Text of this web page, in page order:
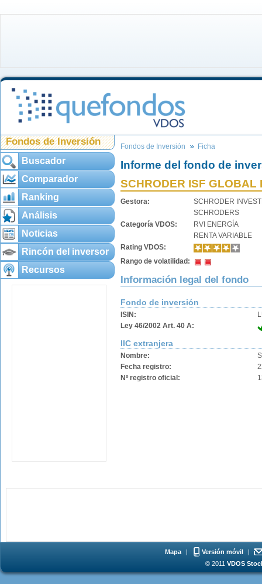
Fondos de Inversión
Buscador
Comparador
Ranking
Análisis
Noticias
Rincón del inversor
Recursos
Fondos de Inversión Ficha
Informe del fondo de
SCHRODER ISF GLOBAL
Gestora:
SCHRODER
SCHRODERS
Categoría VDOS:
RVI ENERGÍA
RENTA VARIABLE
Rating VDOS:
Rango de volatilidad:
Información legal del fondo
Fondo de inversión
ISIN:
Ley 46/2002 Art. 40 A:
IIC extranjera
Nombre:
Fecha registro:
Nº registro oficial:
Mapa | Versión móvil
|
© 2011 VDOS